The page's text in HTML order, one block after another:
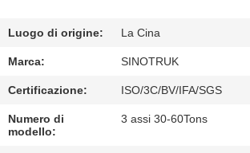
CONTROLLO
DELLA
QUALITÀ
CONTATTACI
Luogo di origine: La Cina
Marca: SINOTRUK
Certificazione: ISO/3C/BV/IFA/SGS
Numero di
modello:
3 assi 30-60Tons